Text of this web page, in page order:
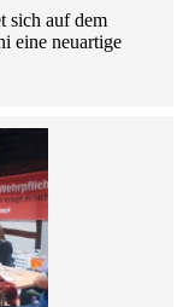
sich auf dem
eine neuartige